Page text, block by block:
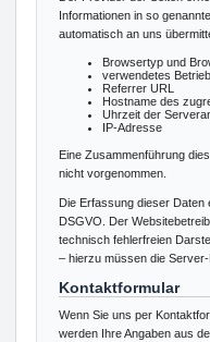
Informationen in so
automatisch an uns
Browsertyp und
verwendetes
Referrer URL
Hostname des
Uhrzeit der
IP-Adresse
Eine Zusammenführung
nicht vorgenommen.
Die Erfassung dieser Daten
DSGVO. Der
technisch fehlerfreien
– hierzu müssen die
Kontaktformular
Wenn Sie uns per
werden Ihre Angaben aus